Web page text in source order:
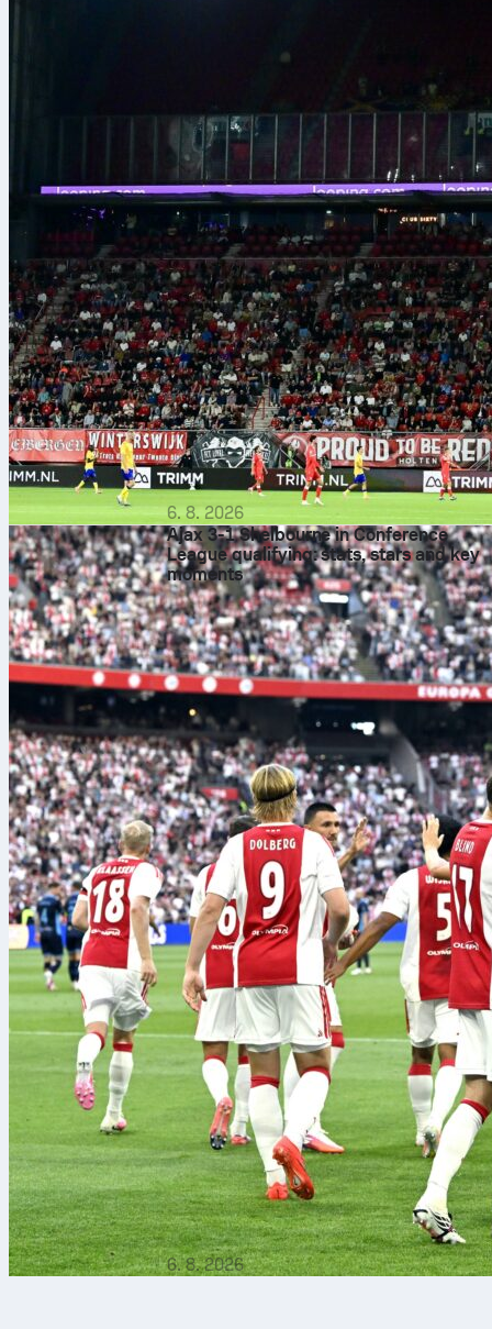
6. 8. 2026
Ajax 3-1 Shelbourne in Conference
League qualifying: stats, stars and key
moments
6. 8. 2026